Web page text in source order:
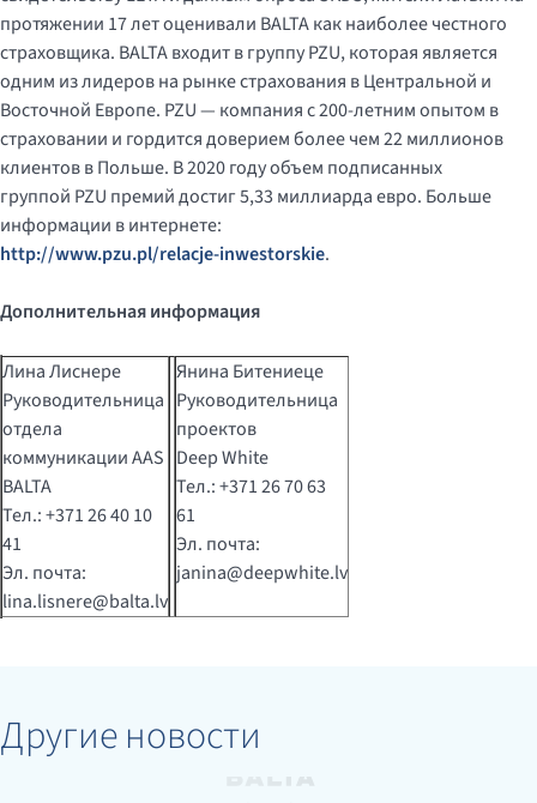
протяжении 17 лет оценивали BALTA как наиболее честного
страховщика. BALTA входит в группу PZU, которая является
одним из лидеров на рынке страхования в Центральной и
Восточной Европе. PZU — компания с 200-летним опытом в
страховании и гордится доверием более чем 22 миллионов
клиентов в Польше. В 2020 году объем подписанных
группой PZU премий достиг 5,33 миллиарда евро. Больше
информации в интернете:
http://www.pzu.pl/relacje-inwestorskie.
Дополнительная информация
Лина Лиснере
Руководительница
отдела
коммуникации AAS
BALTA
Тел.: +371 26 40 10
41
Эл. почта:
lina.lisnere@balta.lv
Янина Битениеце
Руководительница
проектов
Deep White
Тел.: +371 26 70 63
61
Эл. почта:
janina@deepwhite.lv
Другие новости